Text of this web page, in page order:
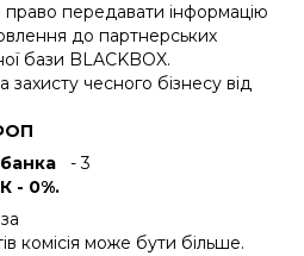
передавати інформацію
до партнерських
бази BLACKBOX.
чесного бізнесу від
- 3
- 0%.
комісія може бути більше.